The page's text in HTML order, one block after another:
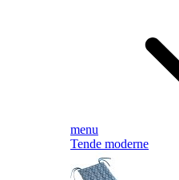
menu
Tende moderne